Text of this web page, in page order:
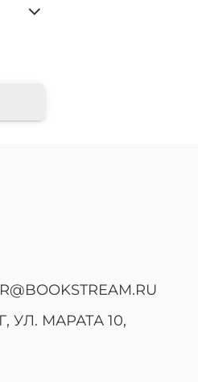
УЛ. МАРАТА 10,